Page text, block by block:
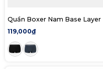
Quần Boxer Nam Base Layer
119,000₫